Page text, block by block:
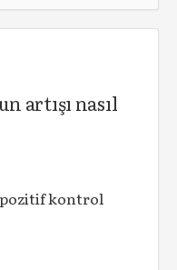
artışı nasıl
pozitif kontrol